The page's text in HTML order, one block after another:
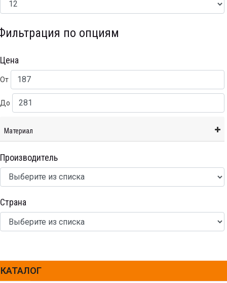
по опциям
Цена
От
До
Материал
Производитель
Страна
КАТАЛОГ